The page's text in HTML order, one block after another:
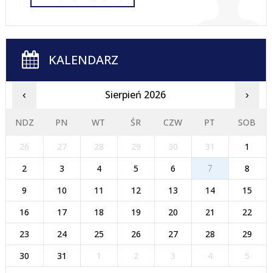
KALENDARZ
‹ Sierpień 2026 ›
NDZ PN WT ŚR CZW PT SOB
26 27 28 29 30 31
1
2
3 4 5 6 7
8
9
10 11 12 13 14
15
16
17 18 19 20 21
22
23
24 25 26 27 28
29
30
31 1 2 3 4 5